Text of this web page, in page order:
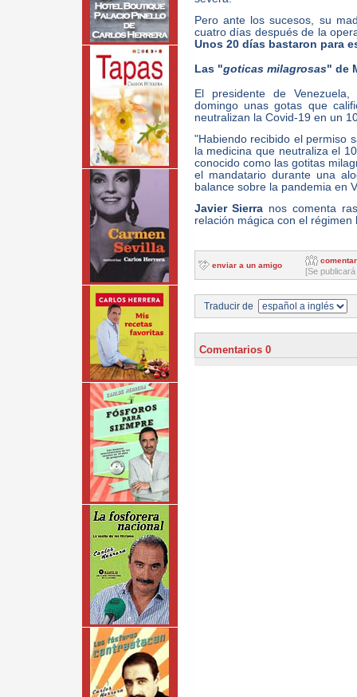
Pero ante los sucesos, su
cuatro días después de la
Unos 20 días bastaron para
Las "goticas milagrosas" de
El presidente de
domingo unas gotas que
neutralizan la Covid-19 en un
"Habiendo recibido el permiso
la medicina que neutraliza el
conocido como las gotitas
el mandatario durante una
balance sobre la pandemia en
Javier Sierra nos comenta
relación mágica con el
enviar a un amigo
comentar
[Se
Traducir de
Comentarios 0